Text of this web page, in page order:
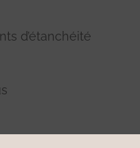
d’étanchéité